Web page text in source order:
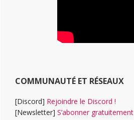
COMMUNAUTÉ ET RÉSEAUX
[Discord] Rejoindre le Discord !
[Newsletter] S’abonner gratuitement